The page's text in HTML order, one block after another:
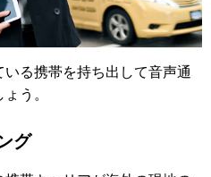
る携帯を持ち出して音声通
う。
グ